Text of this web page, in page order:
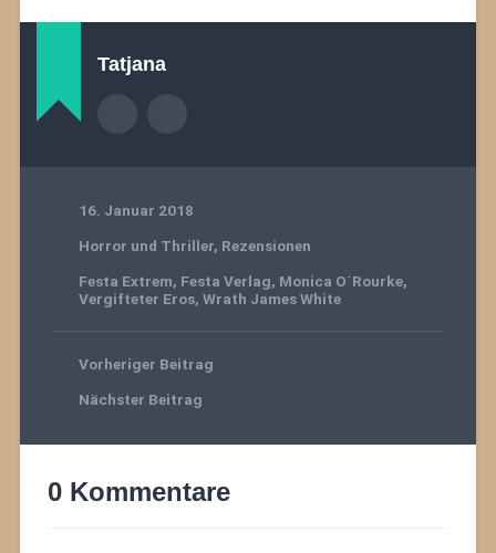
Tatjana
16. Januar 2018
Horror und Thriller, Rezensionen
Festa Extrem, Festa Verlag, Monica O´Rourke,
Vergifteter Eros, Wrath James White
Vorheriger Beitrag
Nächster Beitrag
0 Kommentare